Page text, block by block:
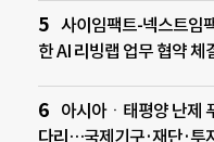
사이임팩트-넥스트임
한 AI 리빙랩 업무 협약 체
아시아ㆍ태평양 난제
다리…국제기구·재단·투